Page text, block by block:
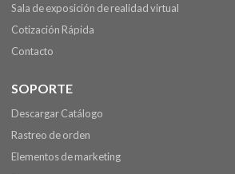
Sala de exposición de realidad virtual
Cotización Rápida
Contacto
SOPORTE
Descargar Catálogo
Rastreo de orden
Elementos de marketing